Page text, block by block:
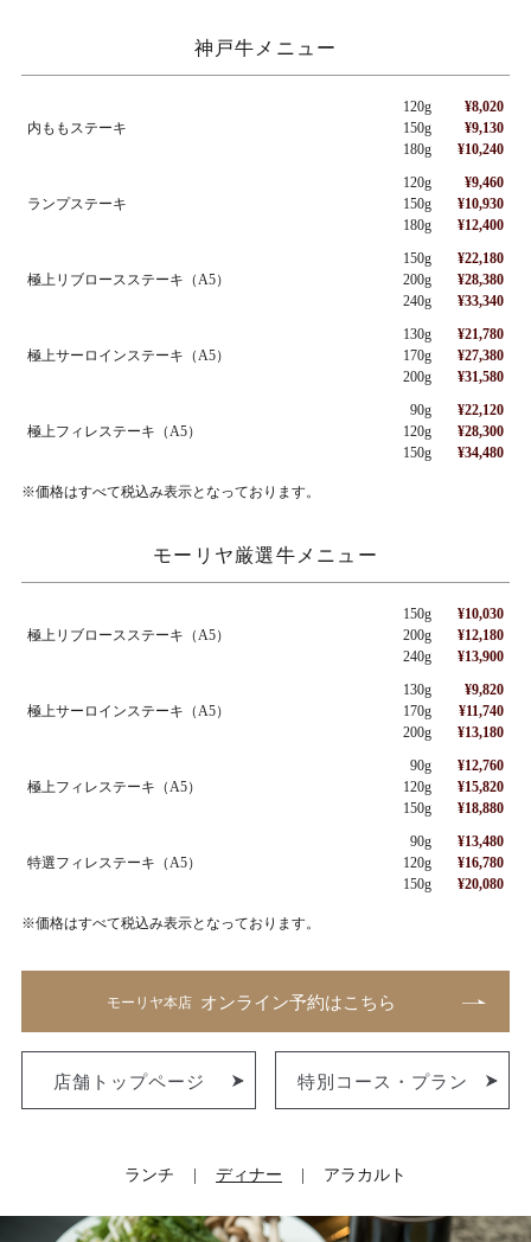
神戸牛メニュー
内ももステーキ
120g
150g
180g
¥8,020
¥9,130
¥10,240
ランプステーキ
120g
150g
180g
¥9,460
¥10,930
¥12,400
極上リブロースステーキ（A5）
150g
200g
240g
¥22,180
¥28,380
¥33,340
極上サーロインステーキ（A5）
130g
170g
200g
¥21,780
¥27,380
¥31,580
極上フィレステーキ（A5）
90g
120g
150g
¥22,120
¥28,300
¥34,480
※価格はすべて税込み表示となっております。
モーリヤ厳選牛メニュー
極上リブロースステーキ（A5）
150g
200g
240g
¥10,030
¥12,180
¥13,900
極上サーロインステーキ（A5）
130g
170g
200g
¥9,820
¥11,740
¥13,180
極上フィレステーキ（A5）
90g
120g
150g
¥12,760
¥15,820
¥18,880
特選フィレステーキ（A5）
90g
120g
150g
¥13,480
¥16,780
¥20,080
※価格はすべて税込み表示となっております。
モーリヤ本店 オンライン予約はこちら
店舗トップページ 特別コース・プラン
ランチ ディナー アラカルト